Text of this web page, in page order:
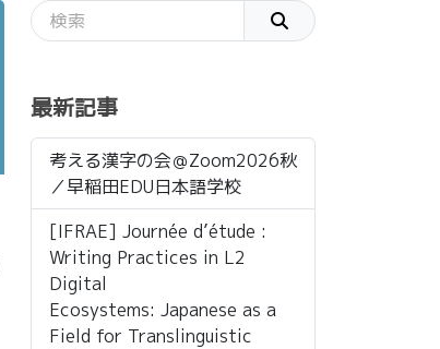
最新記事
考える漢字の会＠Zoom2026秋
／早稲田EDU日本語学校
[IFRAE] Journée d’étude :
Writing Practices in L2
Digital
Ecosystems: Japanese as a
Field for Translinguistic